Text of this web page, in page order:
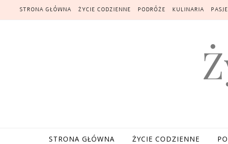
Skip to content
STRONA GŁÓWNA ŻYCIE CODZIENNE PODRÓŻE KULINARIA PASJE
STRONA GŁÓWNA ŻYCIE CODZIENNE